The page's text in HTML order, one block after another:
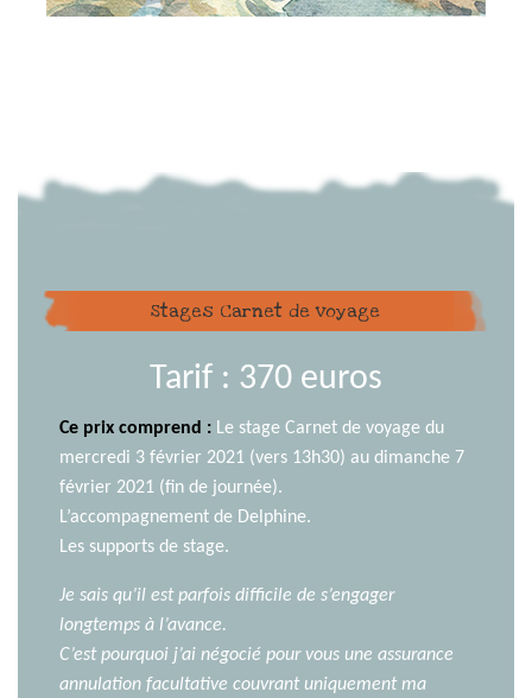
Stages Carnet de voyage
Tarif : 370 euros
Ce prix comprend : Le stage Carnet de voyage du
mercredi 3 février 2021 (vers 13h30) au dimanche 7
février 2021 (fin de journée).
L’accompagnement de Delphine.
Les supports de stage.
Je sais qu’il est parfois difficile de s’engager
longtemps à l’avance.
C’est pourquoi j’ai négocié pour vous une assurance
annulation facultative couvrant uniquement ma